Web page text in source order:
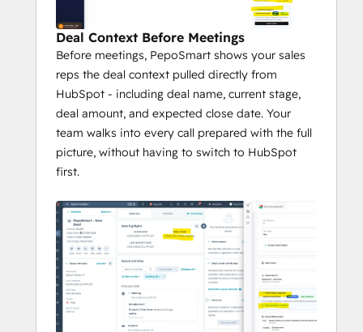
Deal Context Before Meetings
Before meetings, PepoSmart shows your sales
reps the deal context pulled directly from
HubSpot - including deal name, current stage,
deal amount, and expected close date. Your
team walks into every call prepared with the full
picture, without having to switch to HubSpot
first.